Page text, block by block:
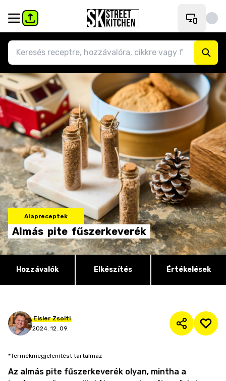
Alapreceptek
Almás pite fűszerkeverék
Hozzávalók Elkészítés Értékelések
Eisler Zsolti
2024. 12. 09.
*Termékmegjelenítést tartalmaz
Az almás pite fűszerkeverék olyan, mintha a